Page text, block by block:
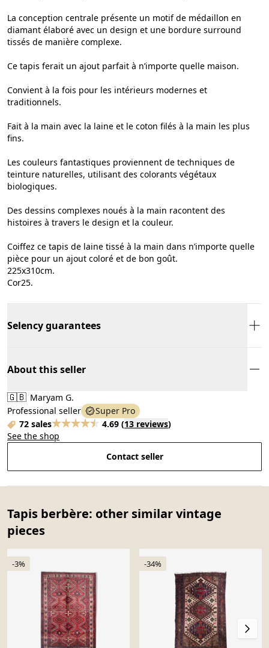
La conception centrale présente un motif de médaillon en
diamant élaboré avec un design et une bordure surround
tissés de manière complexe.
Ce tapis ferait un ajout parfait à n’importe quelle maison.
Convient à la fois pour les intérieurs modernes et
traditionnels.
Fait à la main avec la laine et le coton filés à la main les plus
fins.
Les couleurs fantastiques proviennent de techniques de
teinture naturelles, utilisant des colorants végétaux
biologiques.
Des dessins complexes noués à la main racontent des
histoires à travers le design et la couleur.
Coiffez ce tapis de laine tissé à la main dans n’importe quelle
pièce pour un ajout coloré et de bon goût.
225x310cm.
Cor25.
Selency guarantees
About this seller
🇬🇧 Maryam G.
Professional seller
Super Pro
72 sales
4.69 (13 reviews)
See the shop
Contact seller
Tapis berbère: other similar vintage
pieces
-3% -34%